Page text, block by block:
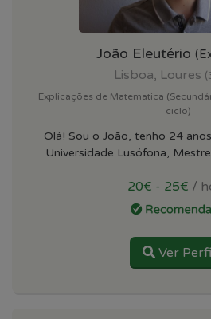
João Eleutério
Lisboa, Loures
Explicações de Matematica
ciclo)
Olá! Sou o João, tenho 24
Universidade Lusófona,
20€ - 25€ /
Ver